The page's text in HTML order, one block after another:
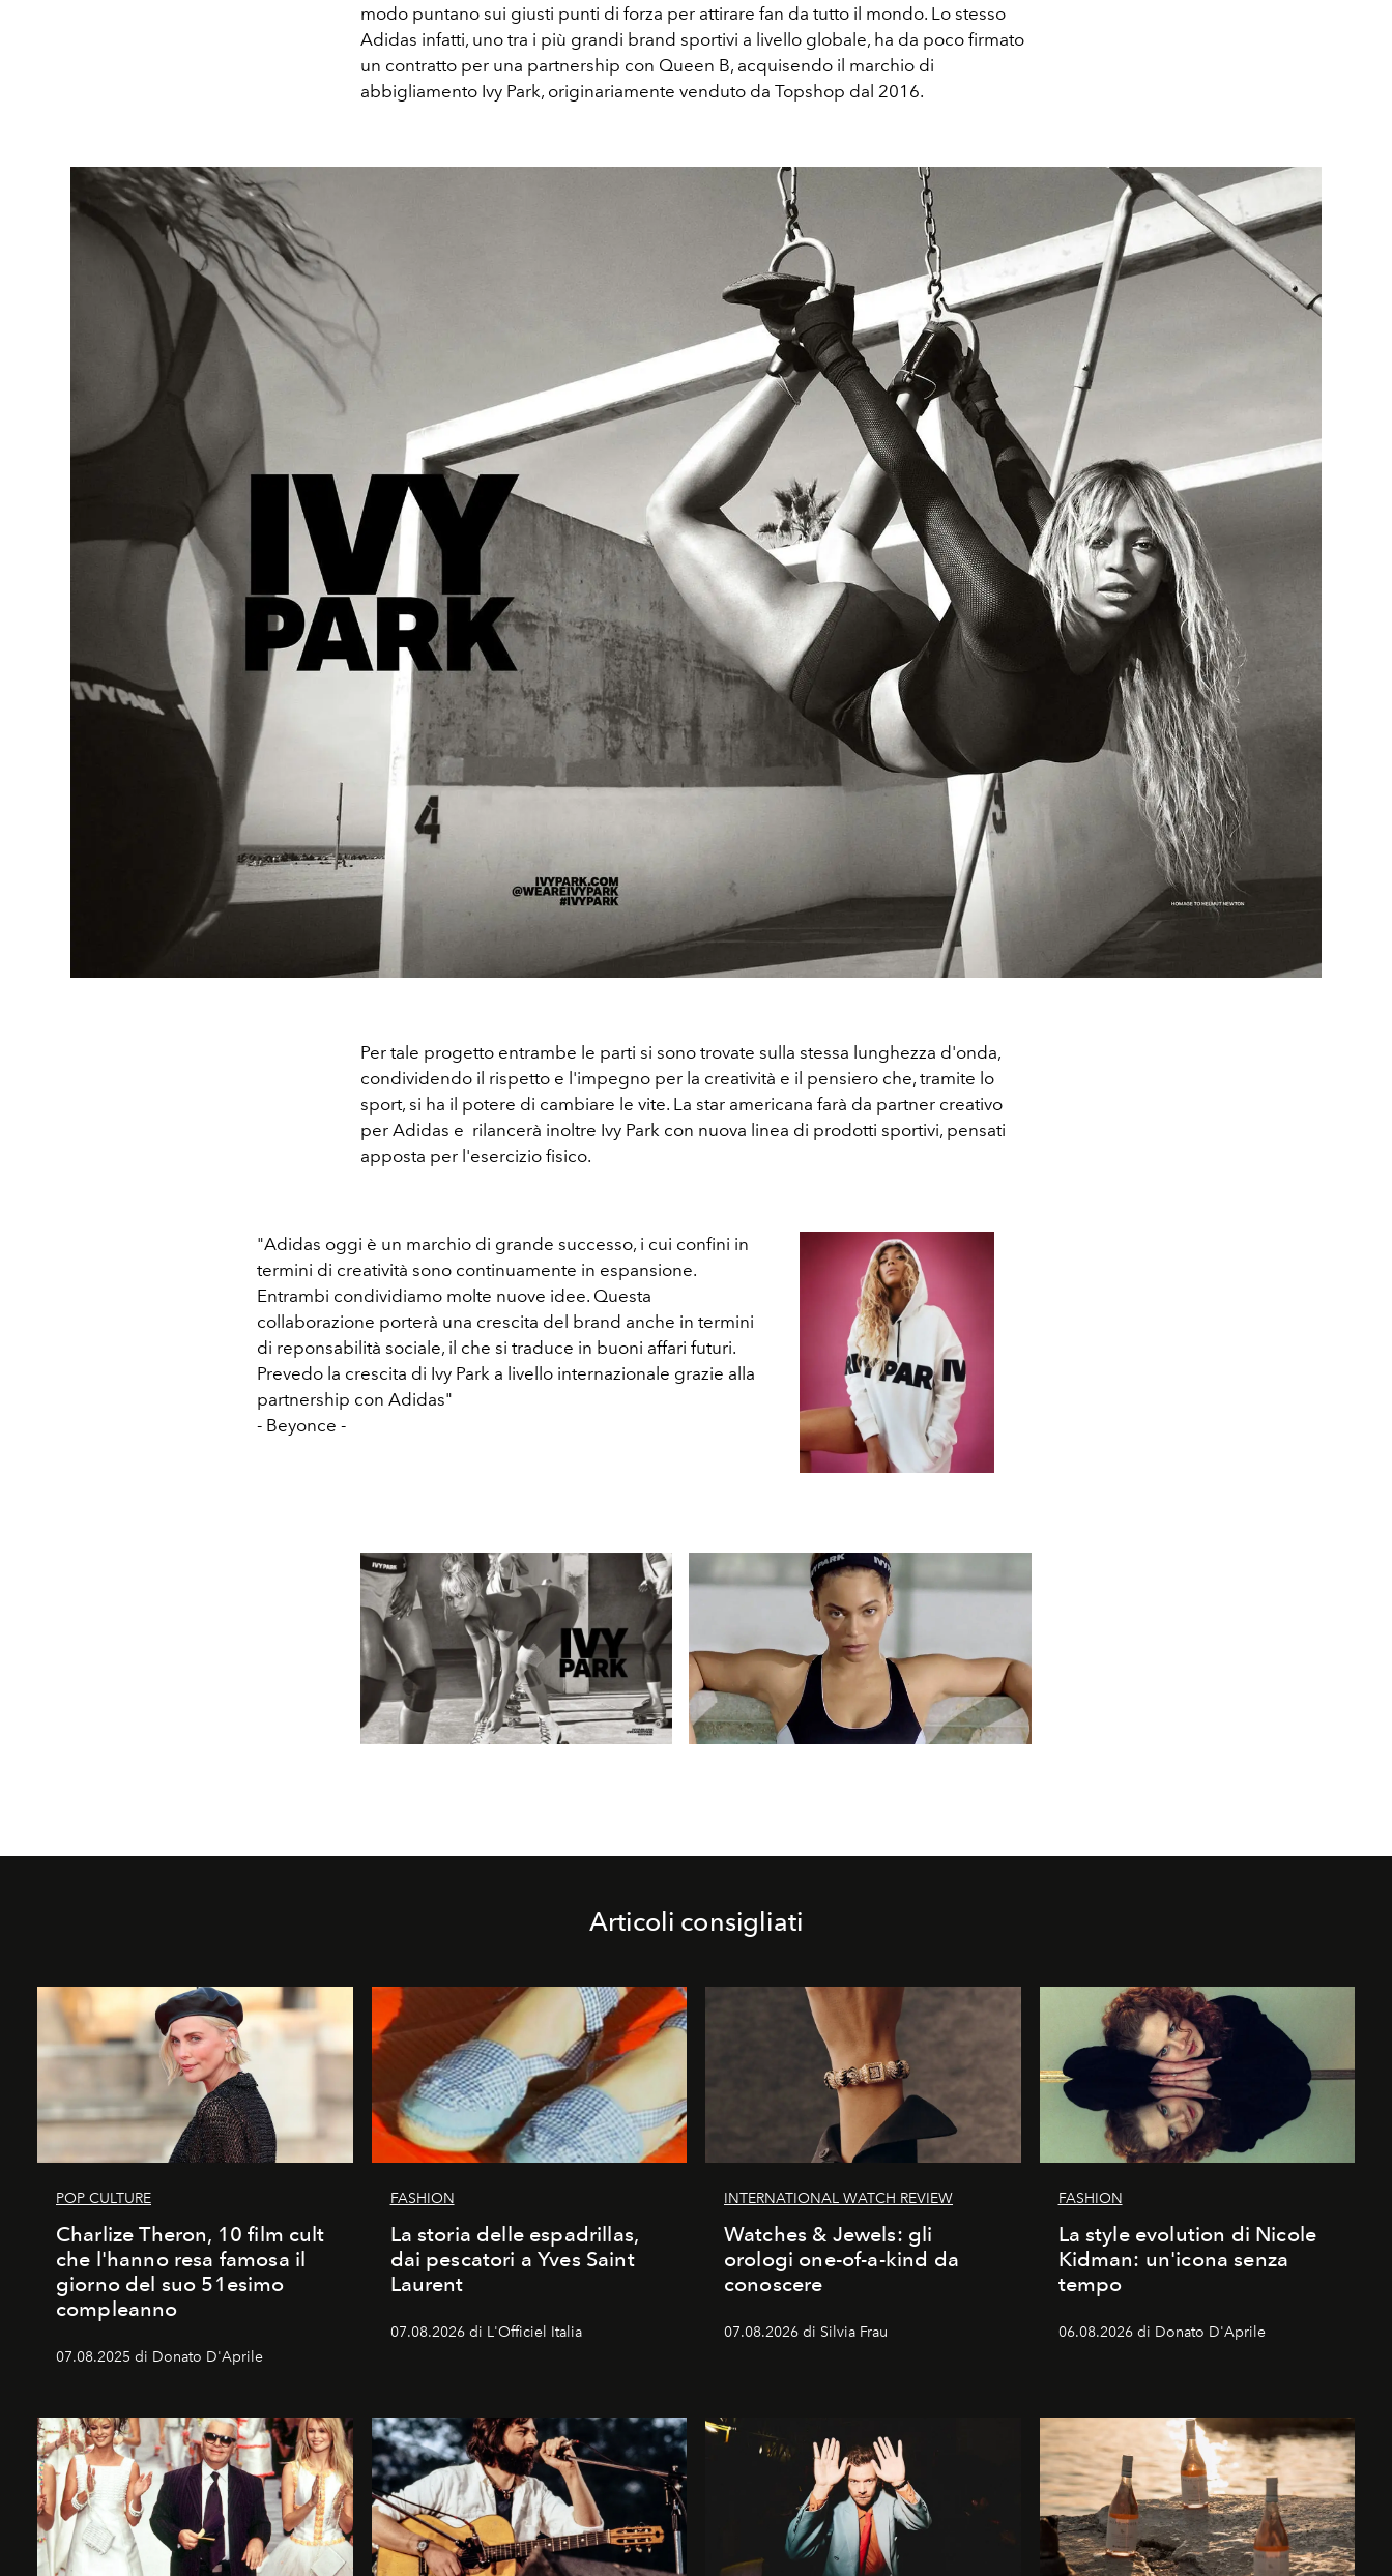
modo puntano sui giusti punti di forza per attirare fan da tutto il mondo. Lo stesso
Adidas infatti, uno tra i più grandi brand sportivi a livello globale, ha da poco firmato
un contratto per una partnership con Queen B, acquisendo il marchio di
abbigliamento Ivy Park, originariamente venduto da Topshop dal 2016.
Per tale progetto entrambe le parti si sono trovate sulla stessa lunghezza d'onda,
condividendo il rispetto e l'impegno per la creatività e il pensiero che, tramite lo
sport, si ha il potere di cambiare le vite. La star americana farà da partner creativo
per Adidas e rilancerà inoltre Ivy Park con nuova linea di prodotti sportivi, pensati
apposta per l'esercizio fisico.
"Adidas oggi è un marchio di grande successo, i cui confini in
termini di creatività sono continuamente in espansione.
Entrambi condividiamo molte nuove idee. Questa
collaborazione porterà una crescita del brand anche in termini
di reponsabilità sociale, il che si traduce in buoni affari futuri.
Prevedo la crescita di Ivy Park a livello internazionale grazie alla
partnership con Adidas"
- Beyonce -
Articoli consigliati
POP CULTURE
Charlize Theron, 10 film cult
che l'hanno resa famosa il
giorno del suo 51esimo
compleanno
07.08.2025 di Donato D'Aprile
FASHION
La storia delle espadrillas,
dai pescatori a Yves Saint
Laurent
07.08.2026 di L'Officiel Italia
INTERNATIONAL WATCH REVIEW
Watches & Jewels: gli
orologi one-of-a-kind da
conoscere
07.08.2026 di Silvia Frau
FASHION
La style evolution di Nicole
Kidman: un'icona senza
tempo
06.08.2026 di Donato D'Aprile